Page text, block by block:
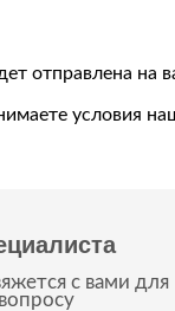
отправлена ​​на
условия
с вами для